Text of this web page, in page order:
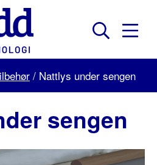
Menu
/ Nattlys under sengen
sengen